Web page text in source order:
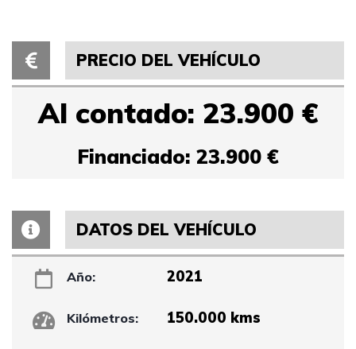
PRECIO DEL VEHÍCULO
Al contado: 23.900 €
Financiado: 23.900 €
DATOS DEL VEHÍCULO
Año: 2021
Kilómetros: 150.000 kms